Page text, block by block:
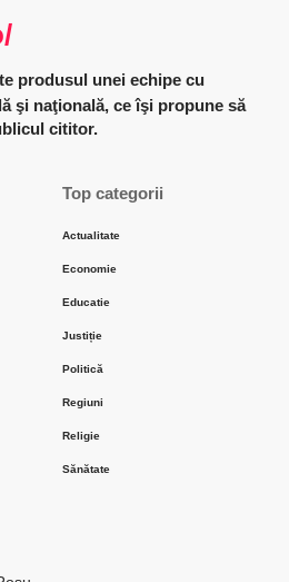
şi naţională, ce îşi propune să
cititor.
Top categorii
Actualitate
Economie
Educatie
Justiție
Politică
Regiuni
Religie
Sănătate